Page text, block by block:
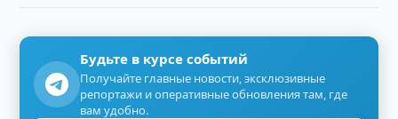
Будьте в курсе событий
Получайте главные новости, эксклюзивные
репортажи и оперативные обновления там, где
вам удобно.